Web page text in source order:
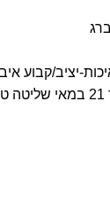
יציב/קבוע
תאריך-20 באפריל עד